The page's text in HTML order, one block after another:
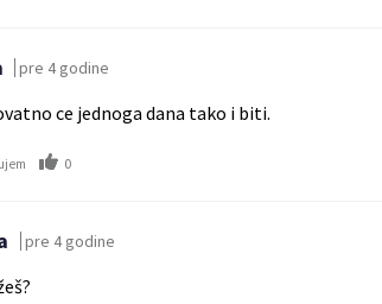
pre 4 godine
ce jednoga dana tako i biti.
0
pre 4 godine